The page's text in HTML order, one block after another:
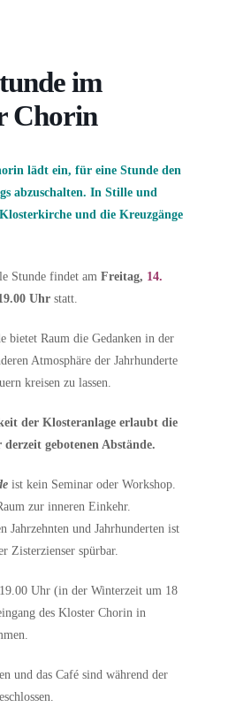
im
Chorin
lädt ein, für eine Stunde den
abzuschalten. In Stille und
und die Kreuzgänge
Stunde findet am Freitag, 14.
Uhr statt.
bietet Raum die Gedanken in der
Atmosphäre der Jahrhunderte
kreisen zu lassen.
der Klosteranlage erlaubt die
gebotenen Abstände.
ist kein Seminar oder Workshop.
zur inneren Einkehr.
Jahrzehnten und Jahrhunderten ist
Zisterzienser spürbar.
Uhr (in der Winterzeit um 18
des Kloster Chorin in
und das Café sind während der